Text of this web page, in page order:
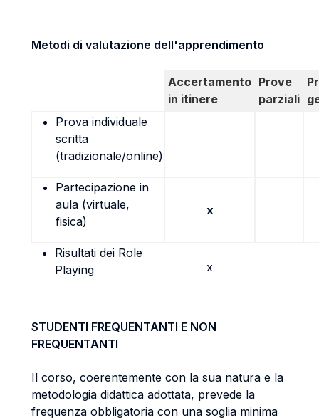
Metodi di valutazione dell'apprendimento
Accertamento
in itinere
Prove
parziali
Prova individuale
scritta
(tradizionale/online)
Partecipazione in
aula (virtuale,
fisica)
x
Risultati dei Role
Playing
x
STUDENTI FREQUENTANTI E NON
FREQUENTANTI
Il corso, coerentemente con la sua natura e la
metodologia didattica adottata, prevede la
frequenza obbligatoria con una soglia minima